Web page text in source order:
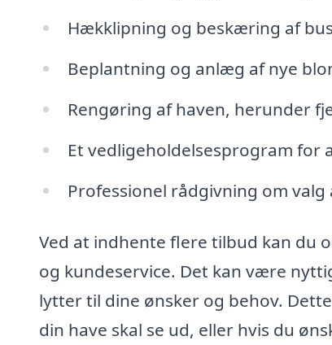
Hækklipning og beskæring af
Beplantning og anlæg af nye
Rengøring af haven, herunder
Et vedligeholdelsesprogram
Professionel rådgivning om
Ved at indhente flere tilbud kan du
og kundeservice. Det kan være
lytter til dine ønsker og behov.
din have skal se ud, eller hvis du